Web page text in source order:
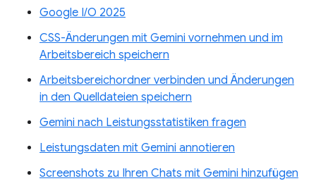
Google I/O 2025
CSS-Änderungen mit Gemini vornehmen und im
Arbeitsbereich speichern
Arbeitsbereichordner verbinden und Änderungen
in den Quelldateien speichern
Gemini nach Leistungsstatistiken fragen
Leistungsdaten mit Gemini annotieren
Screenshots zu Ihren Chats mit Gemini hinzufügen